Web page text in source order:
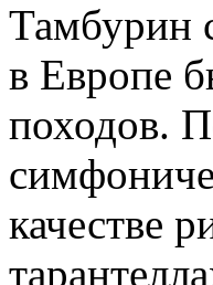
Тамбурин
в Европе
походов.
качестве